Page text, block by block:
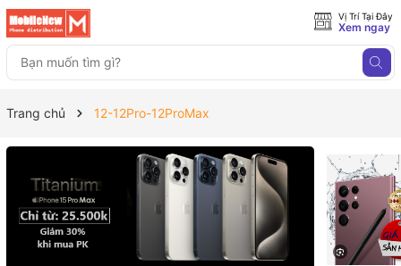
Vị Trí Tại Đây
Xem ngay
Trang chủ 12-12Pro-12ProMax